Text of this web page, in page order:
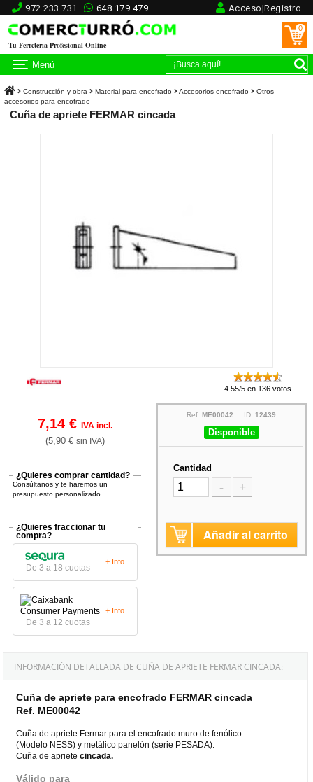
972 233 731 648 179 479 Acceso|Registro
Tu Ferretería Profesional Online
0
Menú
Construcción y obra Material para encofrado Accesorios encofrado
Otros
accesorios para encofrado
Cuña de apriete FERMAR cincada
4.55/5 en 136 votos
7,14 €IVA incl.
(5,90 €sin IVA)
¿Quieres comprar cantidad?
Consúltanos y te haremos un
presupuesto personalizado.
¿Quieres fraccionar tu
compra?
De 3 a 18 cuotas
+ Info
De 3 a 12 cuotas
+ Info
Ref:ME00042 ID:12439
Disponible
Cantidad
- +
Añadir al carrito
INFORMACIÓN DETALLADA DE CUÑA DE APRIETE FERMAR CINCADA:
Cuña de apriete para encofrado FERMAR cincada
Ref. ME00042
Cuña de apriete Fermar para el encofrado muro de fenólico
(Modelo NESS) y metálico panelón (serie PESADA).
Cuña de aprietecincada.
Válido para